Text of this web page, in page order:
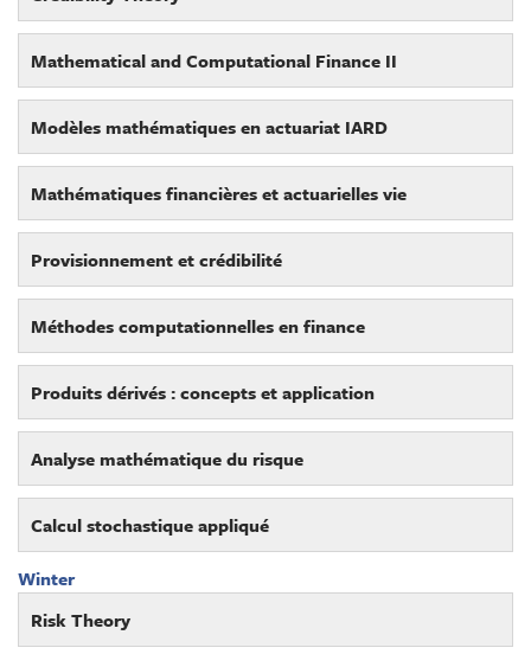
Mathematical and Computational Finance II
Modèles mathématiques en actuariat IARD
Mathématiques financières et actuarielles vie
Provisionnement et crédibilité
Méthodes computationnelles en finance
Produits dérivés : concepts et application
Analyse mathématique du risque
Calcul stochastique appliqué
Winter
Risk Theory